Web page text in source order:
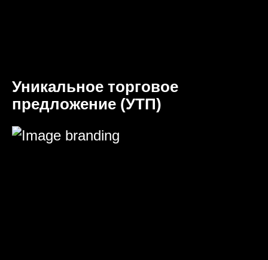
Уникальное торговое
предложение (УТП)